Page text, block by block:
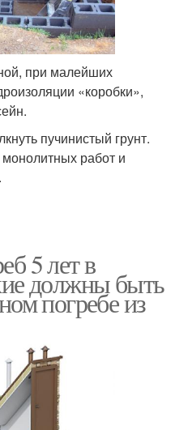
при малейших
«коробки»,
пучинистый грунт.
монолитных работ и
5 лет в
должны быть
погребе из